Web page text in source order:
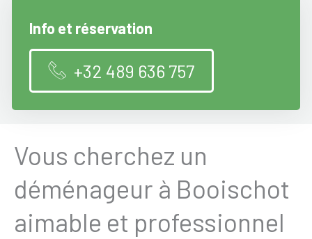
Info et réservation
+32 489 636 757
Vous cherchez un
déménageur à Booischot
aimable et professionnel